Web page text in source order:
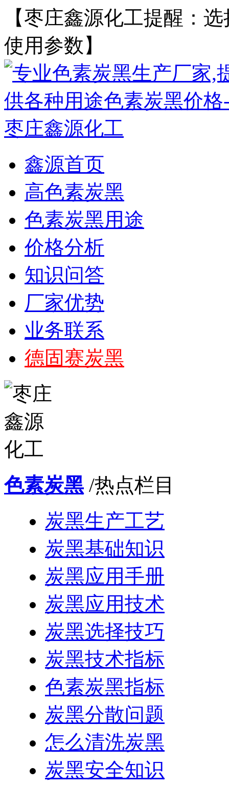
【枣庄鑫源化工提醒：
使用参数】
鑫源首页
高色素炭黑
色素炭黑用途
价格分析
知识问答
厂家优势
业务联系
德固赛炭黑
色素炭黑 /热点栏目
炭黑生产工艺
炭黑基础知识
炭黑应用手册
炭黑应用技术
炭黑选择技巧
炭黑技术指标
色素炭黑指标
炭黑分散问题
怎么清洗炭黑
炭黑安全知识